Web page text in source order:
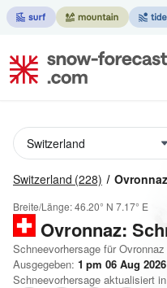
Switzerland (228) Ovronnaz
Breite/Länge:46.20° N 7.17° E
Ovronnaz:
Schneevorhersage für
Ausgegeben: 1 pm 06 Aug 2026
Schneevorhersage aktualisiert in